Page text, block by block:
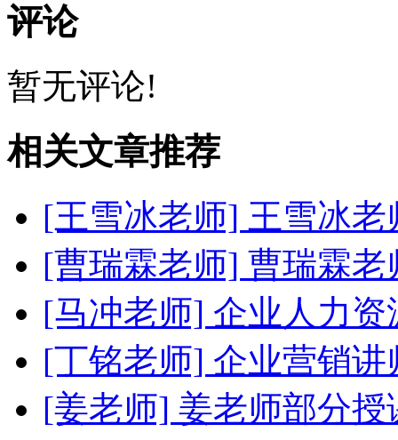
评论
暂无评论!
相关文章推荐
[王雪冰老师] 王雪冰老
[曹瑞霖老师] 曹瑞霖老
[马冲老师] 企业人力
[丁铭老师] 企业营销
[姜老师] 姜老师部分授